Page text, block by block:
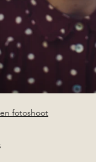
fotoshoot